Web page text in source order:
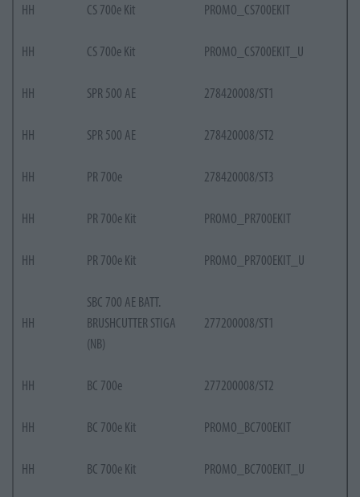
HH CS 700e Kit PROMO_CS700EKIT
HH CS 700e Kit PROMO_CS700EKIT_U
HH SPR 500 AE 278420008/ST1
HH SPR 500 AE 278420008/ST2
HH PR 700e 278420008/ST3
HH PR 700e Kit PROMO_PR700EKIT
HH PR 700e Kit PROMO_PR700EKIT_U
HH
SBC 700 AE BATT.
BRUSHCUTTER STIGA
(NB)
277200008/ST1
HH BC 700e 277200008/ST2
HH BC 700e Kit PROMO_BC700EKIT
HH BC 700e Kit PROMO_BC700EKIT_U